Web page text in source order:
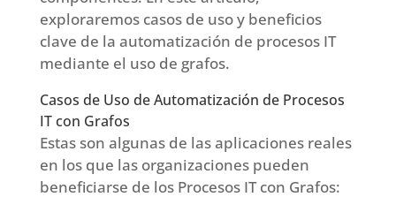
exploraremos casos de uso y beneficios
clave de la automatización de procesos IT
mediante el uso de grafos.
Casos de Uso de Automatización de Procesos
IT con Grafos
Estas son algunas de las aplicaciones reales
en los que las organizaciones pueden
beneficiarse de los Procesos IT con Grafos: